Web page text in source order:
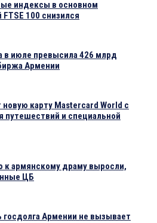
индексы в основном
100 снизился
в июле превысила 426 млрд
Армении
новую карту Mastercard World с
и специальной
к армянскому драму выросли,
ЦБ
Армении не вызывает